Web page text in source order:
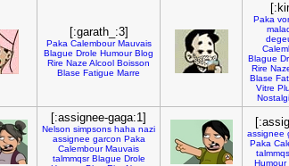
[:garath_:3]
Paka Calembour Mauvais
Blague Drole Humour Blog
Rire Naze Alcool Boisson
Blase Fatigue Marre
Paka
Blague
Rire
Blase
Vitre
[:assignee-gaga:1]
Nelson simpsons haha nazi
assignee garcon Paka
Calembour Mauvais
talmmqsr Blague Drole
assignee
Paka
Humour